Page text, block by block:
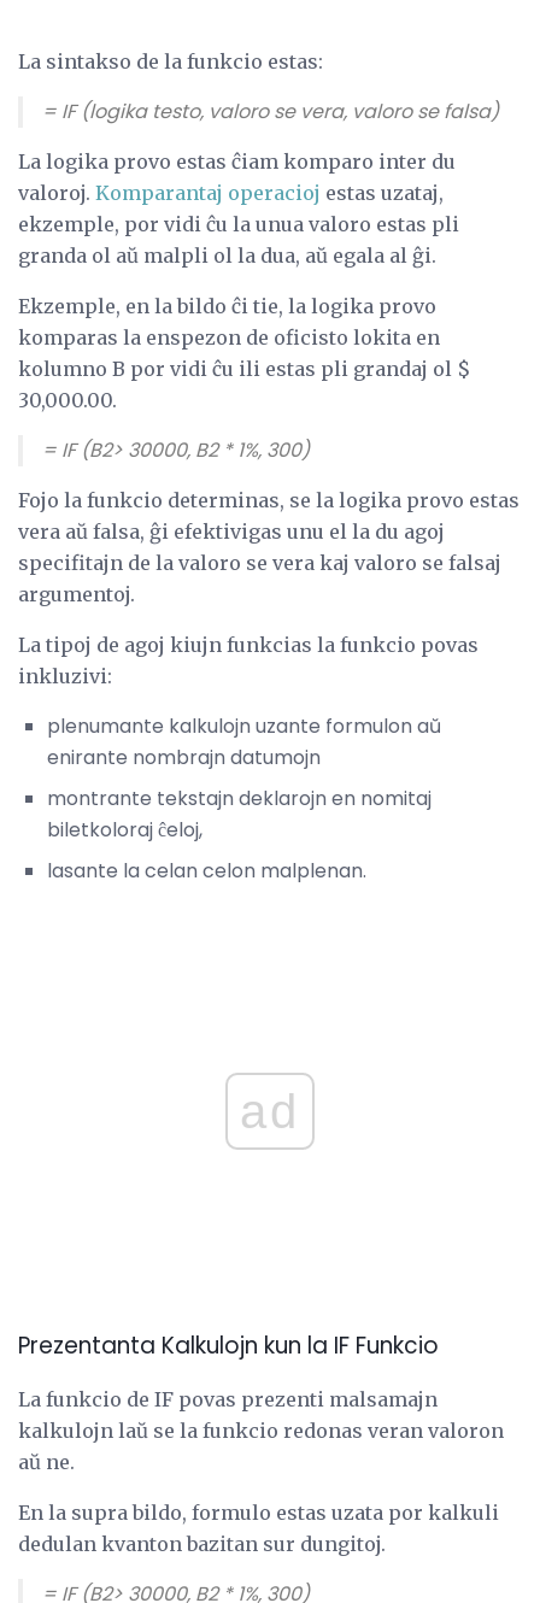
La sintakso de la funkcio estas:
= IF (logika testo, valoro se vera, valoro se falsa)
La logika provo estas ĉiam komparo inter du
valoroj. Komparantaj operacioj estas uzataj,
ekzemple, por vidi ĉu la unua valoro estas pli
granda ol aŭ malpli ol la dua, aŭ egala al ĝi.
Ekzemple, en la bildo ĉi tie, la logika provo
komparas la enspezon de oficisto lokita en
kolumno B por vidi ĉu ili estas pli grandaj ol $
30,000.00.
= IF (B2> 30000, B2 * 1%, 300)
Fojo la funkcio determinas, se la logika provo estas
vera aŭ falsa, ĝi efektivigas unu el la du agoj
specifitajn de la valoro se vera kaj valoro se falsaj
argumentoj.
La tipoj de agoj kiujn funkcias la funkcio povas
inkluzivi:
plenumante kalkulojn uzante formulon aŭ
enirante nombrajn datumojn
montrante tekstajn deklarojn en nomitaj
biletkoloraj ĉeloj,
lasante la celan celon malplenan.
ad
Prezentanta Kalkulojn kun la IF Funkcio
La funkcio de IF povas prezenti malsamajn
kalkulojn laŭ se la funkcio redonas veran valoron
aŭ ne.
En la supra bildo, formulo estas uzata por kalkuli
dedulan kvanton bazitan sur dungitoj.
= IF (B2> 30000, B2 * 1%, 300)